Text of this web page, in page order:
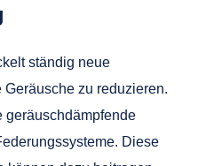
ständig neue
zu reduzieren.
geräuschdämpfende
Diese